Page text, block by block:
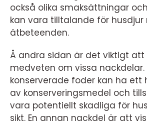
också olika smaksättningar
kan vara tilltalande för husdjur
ätbeteenden.
Å andra sidan är det viktigt att
medveten om vissa nackdelar.
konserverade foder kan ha ett
av konserveringsmedel och
vara potentiellt skadliga för
sikt. En annan nackdel är att